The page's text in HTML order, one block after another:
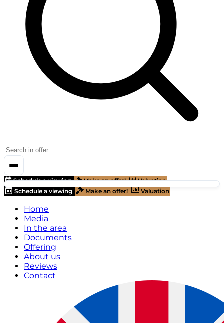
Schedule a viewing Make an offer!
Valuation
Schedule a viewing
Make an offer! Valuation
Home
Media
In the area
Documents
Offering
About us
Reviews
Contact